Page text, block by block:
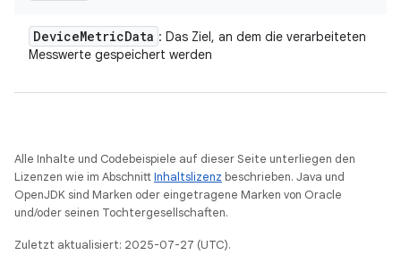
DeviceMetricData : Das Ziel, an dem die verarbeiteten
Messwerte gespeichert werden
Alle Inhalte und Codebeispiele auf dieser Seite unterliegen den
Lizenzen wie im AbschnittInhaltslizenz beschrieben. Java und
OpenJDK sind Marken oder eingetragene Marken von Oracle
und/oder seinen Tochtergesellschaften.
Zuletzt aktualisiert: 2025-07-27 (UTC).